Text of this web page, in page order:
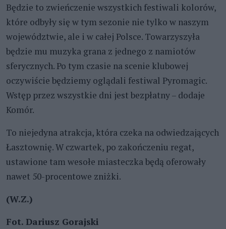
Będzie to zwieńczenie wszystkich festiwali kolorów,
które odbyły się w tym sezonie nie tylko w naszym
województwie, ale i w całej Polsce. Towarzyszyła
będzie mu muzyka grana z jednego z namiotów
sferycznych. Po tym czasie na scenie klubowej
oczywiście będziemy oglądali festiwal Pyromagic.
Wstęp przez wszystkie dni jest bezpłatny – dodaje
Komór.
To niejedyna atrakcja, która czeka na odwiedzających
Łasztownię. W czwartek, po zakończeniu regat,
ustawione tam wesołe miasteczka będą oferowały
nawet 50-procentowe zniżki.
(W.Z.)
Fot. Dariusz Gorajski